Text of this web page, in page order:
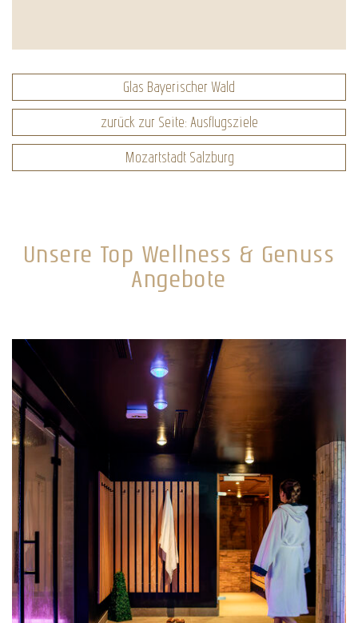
Glas Bayerischer Wald
zurück zur Seite: Ausflugsziele
Mozartstadt Salzburg
Unsere Top Wellness & Genuss
Angebote